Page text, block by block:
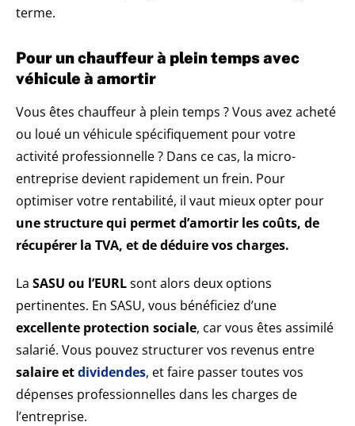
terme.
Pour un chauffeur à plein temps avec
véhicule à amortir
Vous êtes chauffeur à plein temps ? Vous avez acheté
ou loué un véhicule spécifiquement pour votre
activité professionnelle ? Dans ce cas, la micro-
entreprise devient rapidement un frein. Pour
optimiser votre rentabilité, il vaut mieux opter pour
une structure qui permet d’amortir les coûts, de
récupérer la TVA, et de déduire vos charges.
La SASU ou l’EURLsont alors deux options
pertinentes. En SASU, vous bénéficiez d’une
excellente protection sociale, car vous êtes assimilé
salarié. Vous pouvez structurer vos revenus entre
salaire etdividendes, et faire passer toutes vos
dépenses professionnelles dans les charges de
l’entreprise.